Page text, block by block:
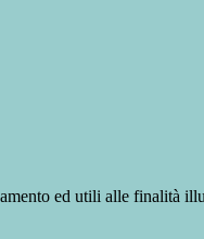
ed utili alle finalità